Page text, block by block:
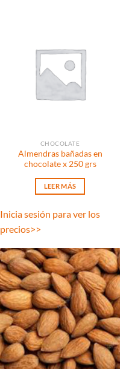
CHOCOLATE
Almendras bañadas en
chocolate x 250 grs
LEER MÁS
Inicia sesión para ver los
precios>>